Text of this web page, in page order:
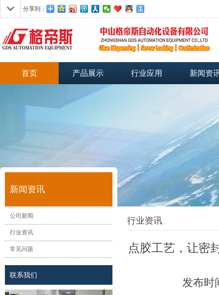
分享到：
首页 产品展示 行业应用 新闻资
新闻资讯
公司新闻
行业资讯
常见问题
联系我们
行业资讯
点胶工艺，让密
发布时